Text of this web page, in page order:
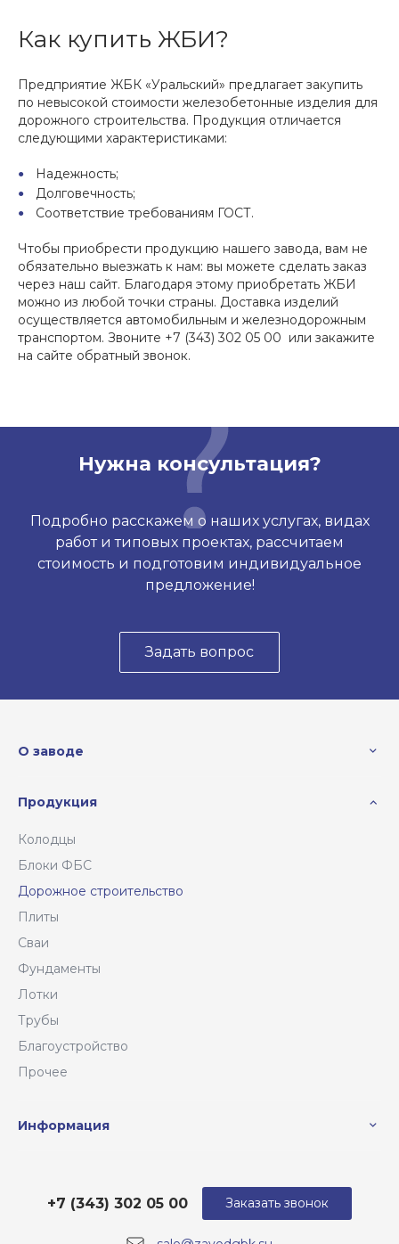
Как купить ЖБИ?
Предприятие ЖБК «Уральский» предлагает закупить
по невысокой стоимости железобетонные изделия для
дорожного строительства. Продукция отличается
следующими характеристиками:
Надежность;
Долговечность;
Соответствие требованиям ГОСТ.
Чтобы приобрести продукцию нашего завода, вам не
обязательно выезжать к нам: вы можете сделать заказ
через наш сайт. Благодаря этому приобретать ЖБИ
можно из любой точки страны. Доставка изделий
осуществляется автомобильным и железнодорожным
транспортом. Звоните +7 (343) 302 05 00 или закажите
на сайте обратный звонок.
Нужна консультация?
Подробно расскажем о наших услугах, видах
работ и типовых проектах, рассчитаем
стоимость и подготовим индивидуальное
предложение!
Задать вопрос
О заводе
Продукция
Колодцы
Блоки ФБС
Дорожное строительство
Плиты
Сваи
Фундаменты
Лотки
Трубы
Благоустройство
Прочее
Информация
+7 (343) 302 05 00 Заказать звонок